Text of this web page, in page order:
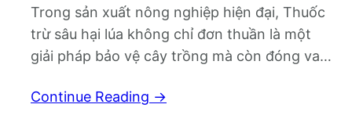
Trong sản xuất nông nghiệp hiện đại, Thuốc
trừ sâu hại lúa không chỉ đơn thuần là một
giải pháp bảo vệ cây trồng mà còn đóng vai
vụ mùa. Khi sâu bệnh ngày càng biến đổi
Continue Reading →